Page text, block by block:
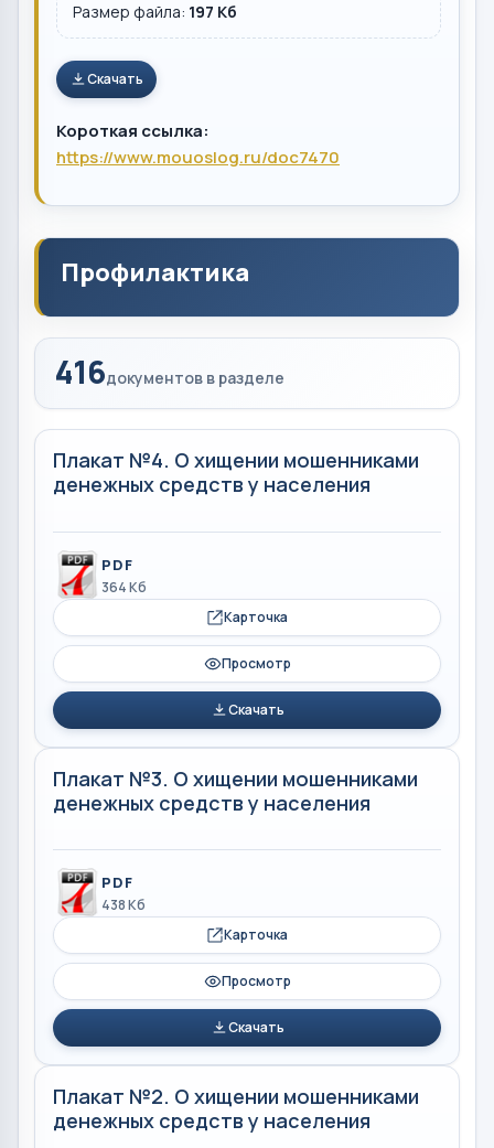
Размер файла: 197 Кб
Скачать
Короткая ссылка:
https://www.mouoslog.ru/doc7470
Профилактика
416документов в разделе
Плакат №4. О хищении мошенниками
денежных средств у населения
PDF
364 Кб
Карточка
Просмотр
Скачать
Плакат №3. О хищении мошенниками
денежных средств у населения
PDF
438 Кб
Карточка
Просмотр
Скачать
Плакат №2. О хищении мошенниками
денежных средств у населения